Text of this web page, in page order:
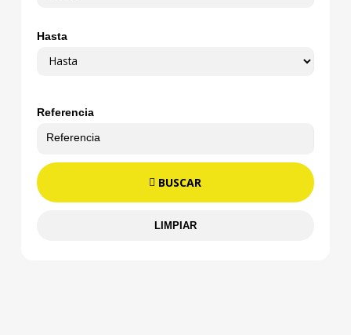
Hasta
Referencia
BUSCAR
LIMPIAR